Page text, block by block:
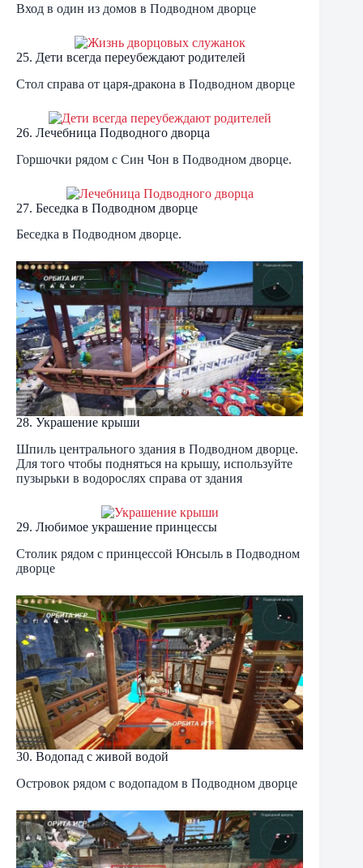
Вход в один из домов в Подводном дворце
25. Дети всегда переубеждают родителей
Стол справа от царя-дракона в Подводном дворце
26. Лечебница Подводного дворца
Горшочки рядом с Син Чон в Подводном дворце.
27. Беседка в Подводном дворце
Беседка в Подводном дворце.
28. Украшение крыши
Шпиль центрального здания в Подводном дворце.
Для того чтобы подняться на крышу, используйте
пузырьки в водорослях справа от здания
29. Любимое украшение принцессы
Столик рядом с принцессой Юнсыль в Подводном
дворце
30. Водопад с живой водой
Островок рядом с водопадом в Подводном дворце